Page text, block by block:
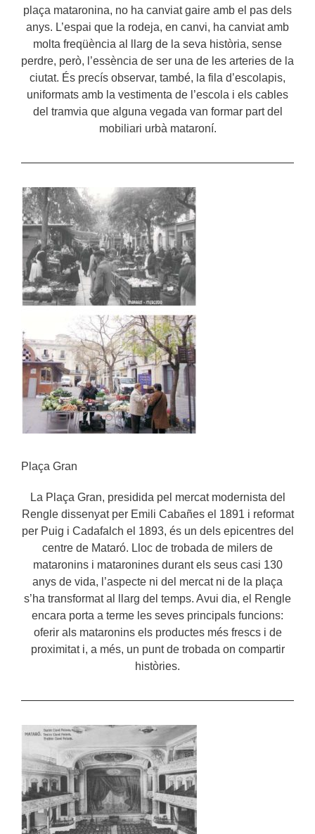
plaça mataronina, no ha canviat gaire amb el pas dels
anys. L’espai que la rodeja, en canvi, ha canviat amb
molta freqüència al llarg de la seva història, sense
perdre, però, l’essència de ser una de les arteries de la
ciutat. És precís observar, també, la fila d’escolapis,
uniformats amb la vestimenta de l’escola i els cables
del tramvia que alguna vegada van formar part del
mobiliari urbà mataroní.
Plaça Gran
La Plaça Gran, presidida pel mercat modernista del
Rengle dissenyat per Emili Cabañes el 1891 i reformat
per Puig i Cadafalch el 1893, és un dels epicentres del
centre de Mataró. Lloc de trobada de milers de
mataronins i mataronines durant els seus casi 130
anys de vida, l’aspecte ni del mercat ni de la plaça
s’ha transformat al llarg del temps. Avui dia, el Rengle
encara porta a terme les seves principals funcions:
oferir als mataronins els productes més frescs i de
proximitat i, a més, un punt de trobada on compartir
històries.